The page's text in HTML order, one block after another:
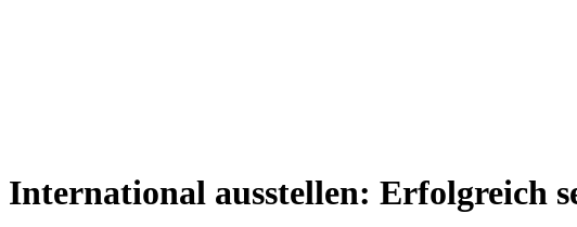
International ausstellen: Erfolgreich